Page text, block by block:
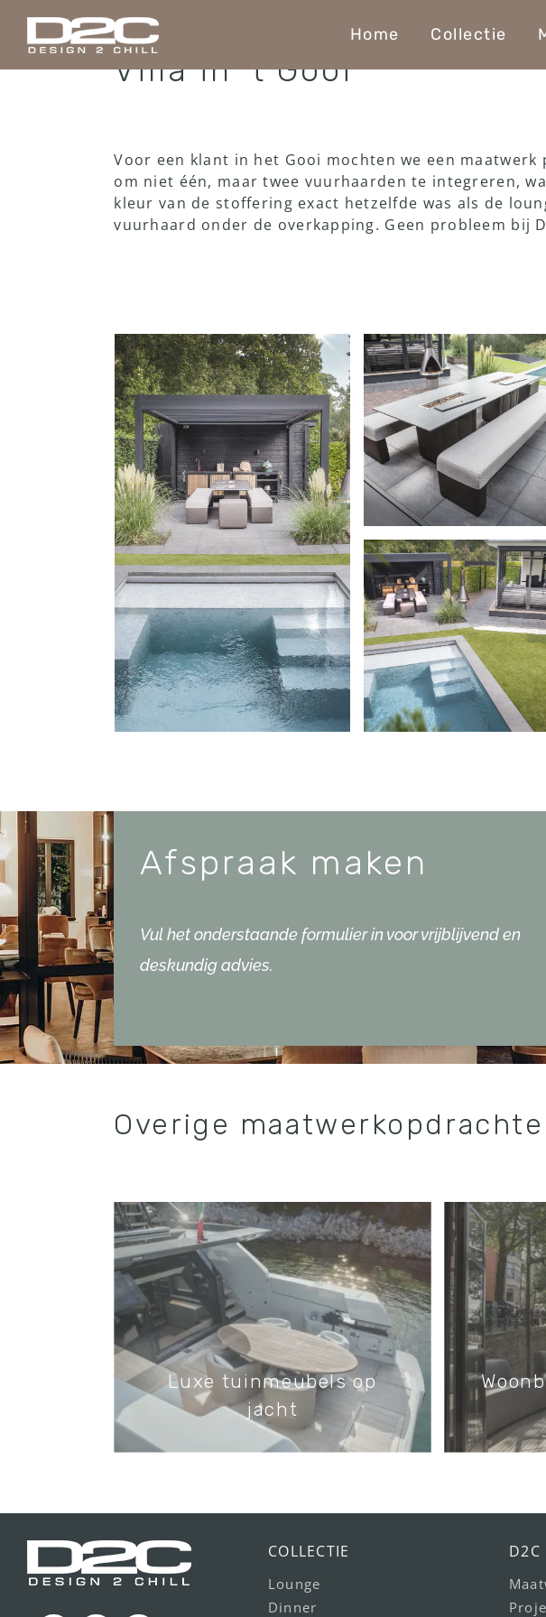
inhoud
Home Collectie
Villa in ’t Gooi
Voor een klant in het Gooi mochten we een maatwerk
om niet één, maar twee vuurhaarden te integreren,
kleur van de stoffering exact hetzelfde was als de
vuurhaard onder de overkapping. Geen probleem bij
Afspraak maken
Vul het onderstaande formulier in voor vrijblijvend en
deskundig advies.
Overige
Luxe tuinmeubels op
jacht
COLLECTIE
Lounge
Dinner
D2C